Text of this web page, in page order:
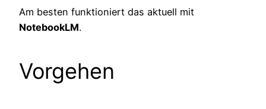
Am besten funktioniert das aktuell mit
NotebookLM.
Vorgehen